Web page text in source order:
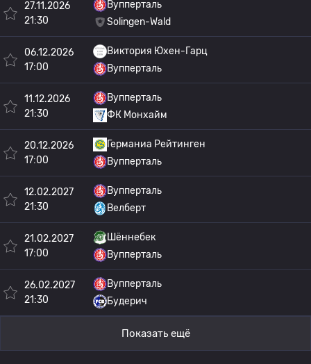
27.11.2026
21:30
Вупперталь
Solingen-Wald
06.12.2026
17:00
Виктория Юхен-Гарц
Вупперталь
11.12.2026
21:30
Вупперталь
ФК Монхайм
20.12.2026
17:00
Германиа Рейтинген
Вупперталь
12.02.2027
21:30
Вупперталь
Велберт
21.02.2027
17:00
Шённебек
Вупперталь
26.02.2027
21:30
Вупперталь
Будерич
Показать ещё